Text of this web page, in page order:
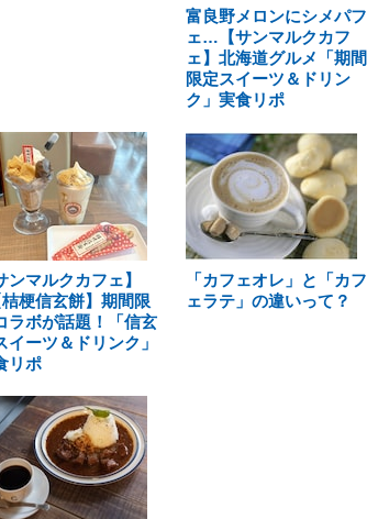
富良野メロンにシメパフ
ェ…【サンマルクカフ
ェ】北海道グルメ「期間
限定スイーツ＆ドリン
ク」実食リポ
ンマルクカフェ】
梗信玄餅】期間限
ラボが話題！「信玄
イーツ＆ドリンク」
リポ
「カフェオレ」と「カフ
ェラテ」の違いって？